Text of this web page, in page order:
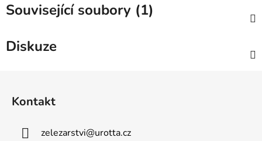
Související soubory (1)
Diskuze
Kontakt
zelezarstvi@urotta.cz